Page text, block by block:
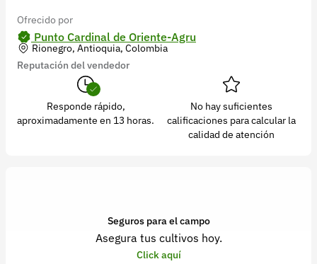
Ofrecido por
Punto Cardinal de Oriente-Agru
Rionegro, Antioquia, Colombia
Reputación del vendedor
Responde rápido,
aproximadamente en 13 horas.
No hay suficientes
calificaciones para calcular la
calidad de atención
Seguros para el campo
Asegura tus cultivos hoy.
Click aquí
Síguenos